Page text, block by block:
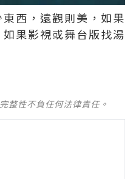
西，遠觀則美，如果
果影視或舞台版找湯
整性不負任何法律責任。